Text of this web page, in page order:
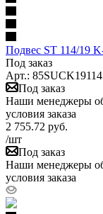
Подвес ST 114/19
Под заказ
Арт.: 85SUCK19114
Под заказ
Наши менеджеры
условия заказа
2 755.72 руб.
/шт
Под заказ
Наши менеджеры
условия заказа